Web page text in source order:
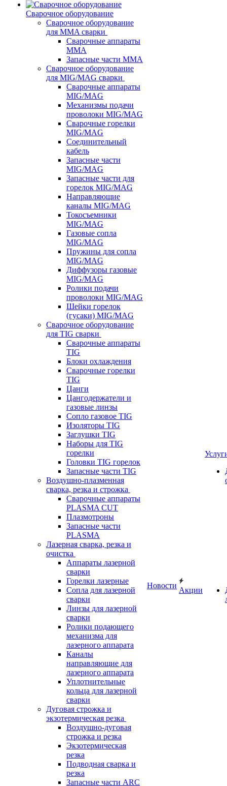
Сварочное оборудование
Сварочное оборудование
для MMA сварки
Сварочные аппараты
MMA
Запасные части MMA
Сварочное оборудование
для MIG/MAG сварки
Сварочные аппараты
MIG/MAG
Механизмы подачи
проволоки MIG/MAG
Сварочные горелки
MIG/MAG
Соединительный
кабель
Запасные части
MIG/MAG
Запасные части для
горелок MIG/MAG
Направляющие
каналы MIG/MAG
Токосъемники
MIG/MAG
Газовые сопла
MIG/MAG
Пружины для сопла
MIG/MAG
Диффузоры газовые
MIG/MAG
Ролики подачи
проволоки MIG/MAG
Шейки горелок
(гусаки) MIG/MAG
Сварочное оборудование
для TIG сварки
Сварочные аппараты
TIG
Блоки охлаждения
Сварочные горелки
TIG
Цанги
Цангодержатели и
газовые линзы
Сопло газовое TIG
Изоляторы TIG
Заглушки TIG
Наборы для TIG
горелки
Головки TIG горелок
Запасные части TIG
Воздушно-плазменная
сварка, резка и строжка
Сварочные аппараты
PLASMA CUT
Плазмотроны
Запасные части
PLASMA
Лазерная сварка, резка и
очистка
Аппараты лазерной
сварки
Горелки лазерные
Сопла для лазерной
сварки
Линзы для лазерной
сварки
Ролики подающего
механизма для
лазерного аппарата
Каналы
направляющие для
лазерного аппарата
Уплотнительные
кольца для лазерной
сварки
Дуговая строжка и
экзотермическая резка
Воздушно-дуговая
строжка и резка
Экзотермическая
резка
Подводная сварка и
резка
Запасные части ARC
Новости
Акции